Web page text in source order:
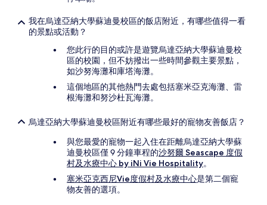
我在烏達亞納大學蘇迪曼校區的飯店附近，有哪些值得一看
的景點或活動？
您此行的目的或許是遊覽烏達亞納大學蘇迪曼校
區的校園，但不妨撥出一些時間參觀主要景點，
如沙努海灘和庫塔海灘。
這個地區的其他熱門去處包括塞米亞克海灘、雷
根海灘和努沙杜瓦海灘。
烏達亞納大學蘇迪曼校區附近有哪些最好的寵物友善飯店？
與您最愛的寵物一起入住在距離烏達亞納大學蘇
迪曼校區僅 9 分鐘車程的沙努爾 Seascape 度假
村及水療中心 by iNi Vie Hospitality。
塞米亞克西尼Vie度假村及水療中心是第二個寵
物友善的選項。